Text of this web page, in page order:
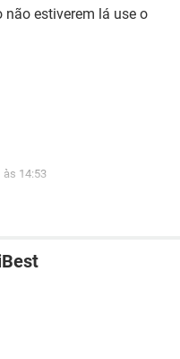
não estiverem lá use o
às 14:53